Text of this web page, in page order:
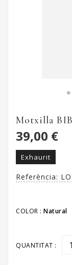
Motxilla
39,00 €
Exhaurit
Referència:
COLOR : Natural
QUANTITAT :